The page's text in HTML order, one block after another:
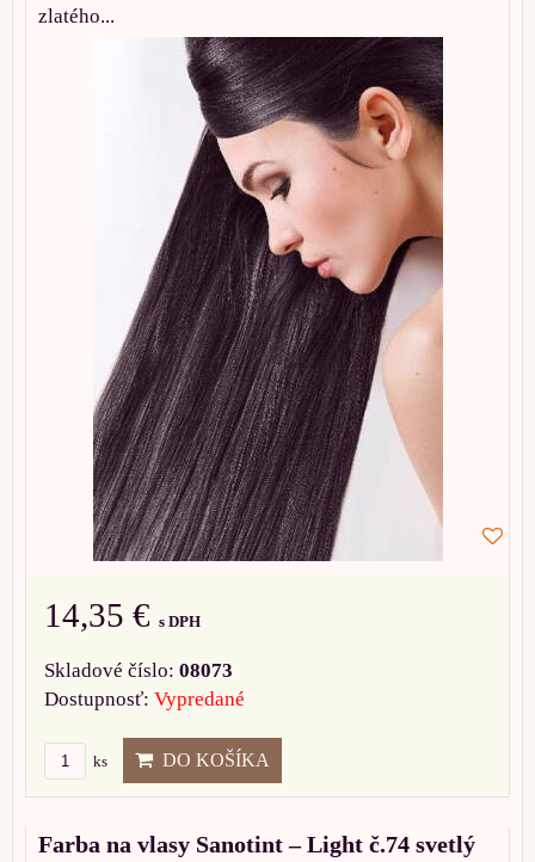
zlatého...
14,35 € s DPH
Skladové číslo: 08073
Dostupnosť: Vypredané
ks DO KOŠÍKA
Farba na vlasy Sanotint – Light č.74 svetlý